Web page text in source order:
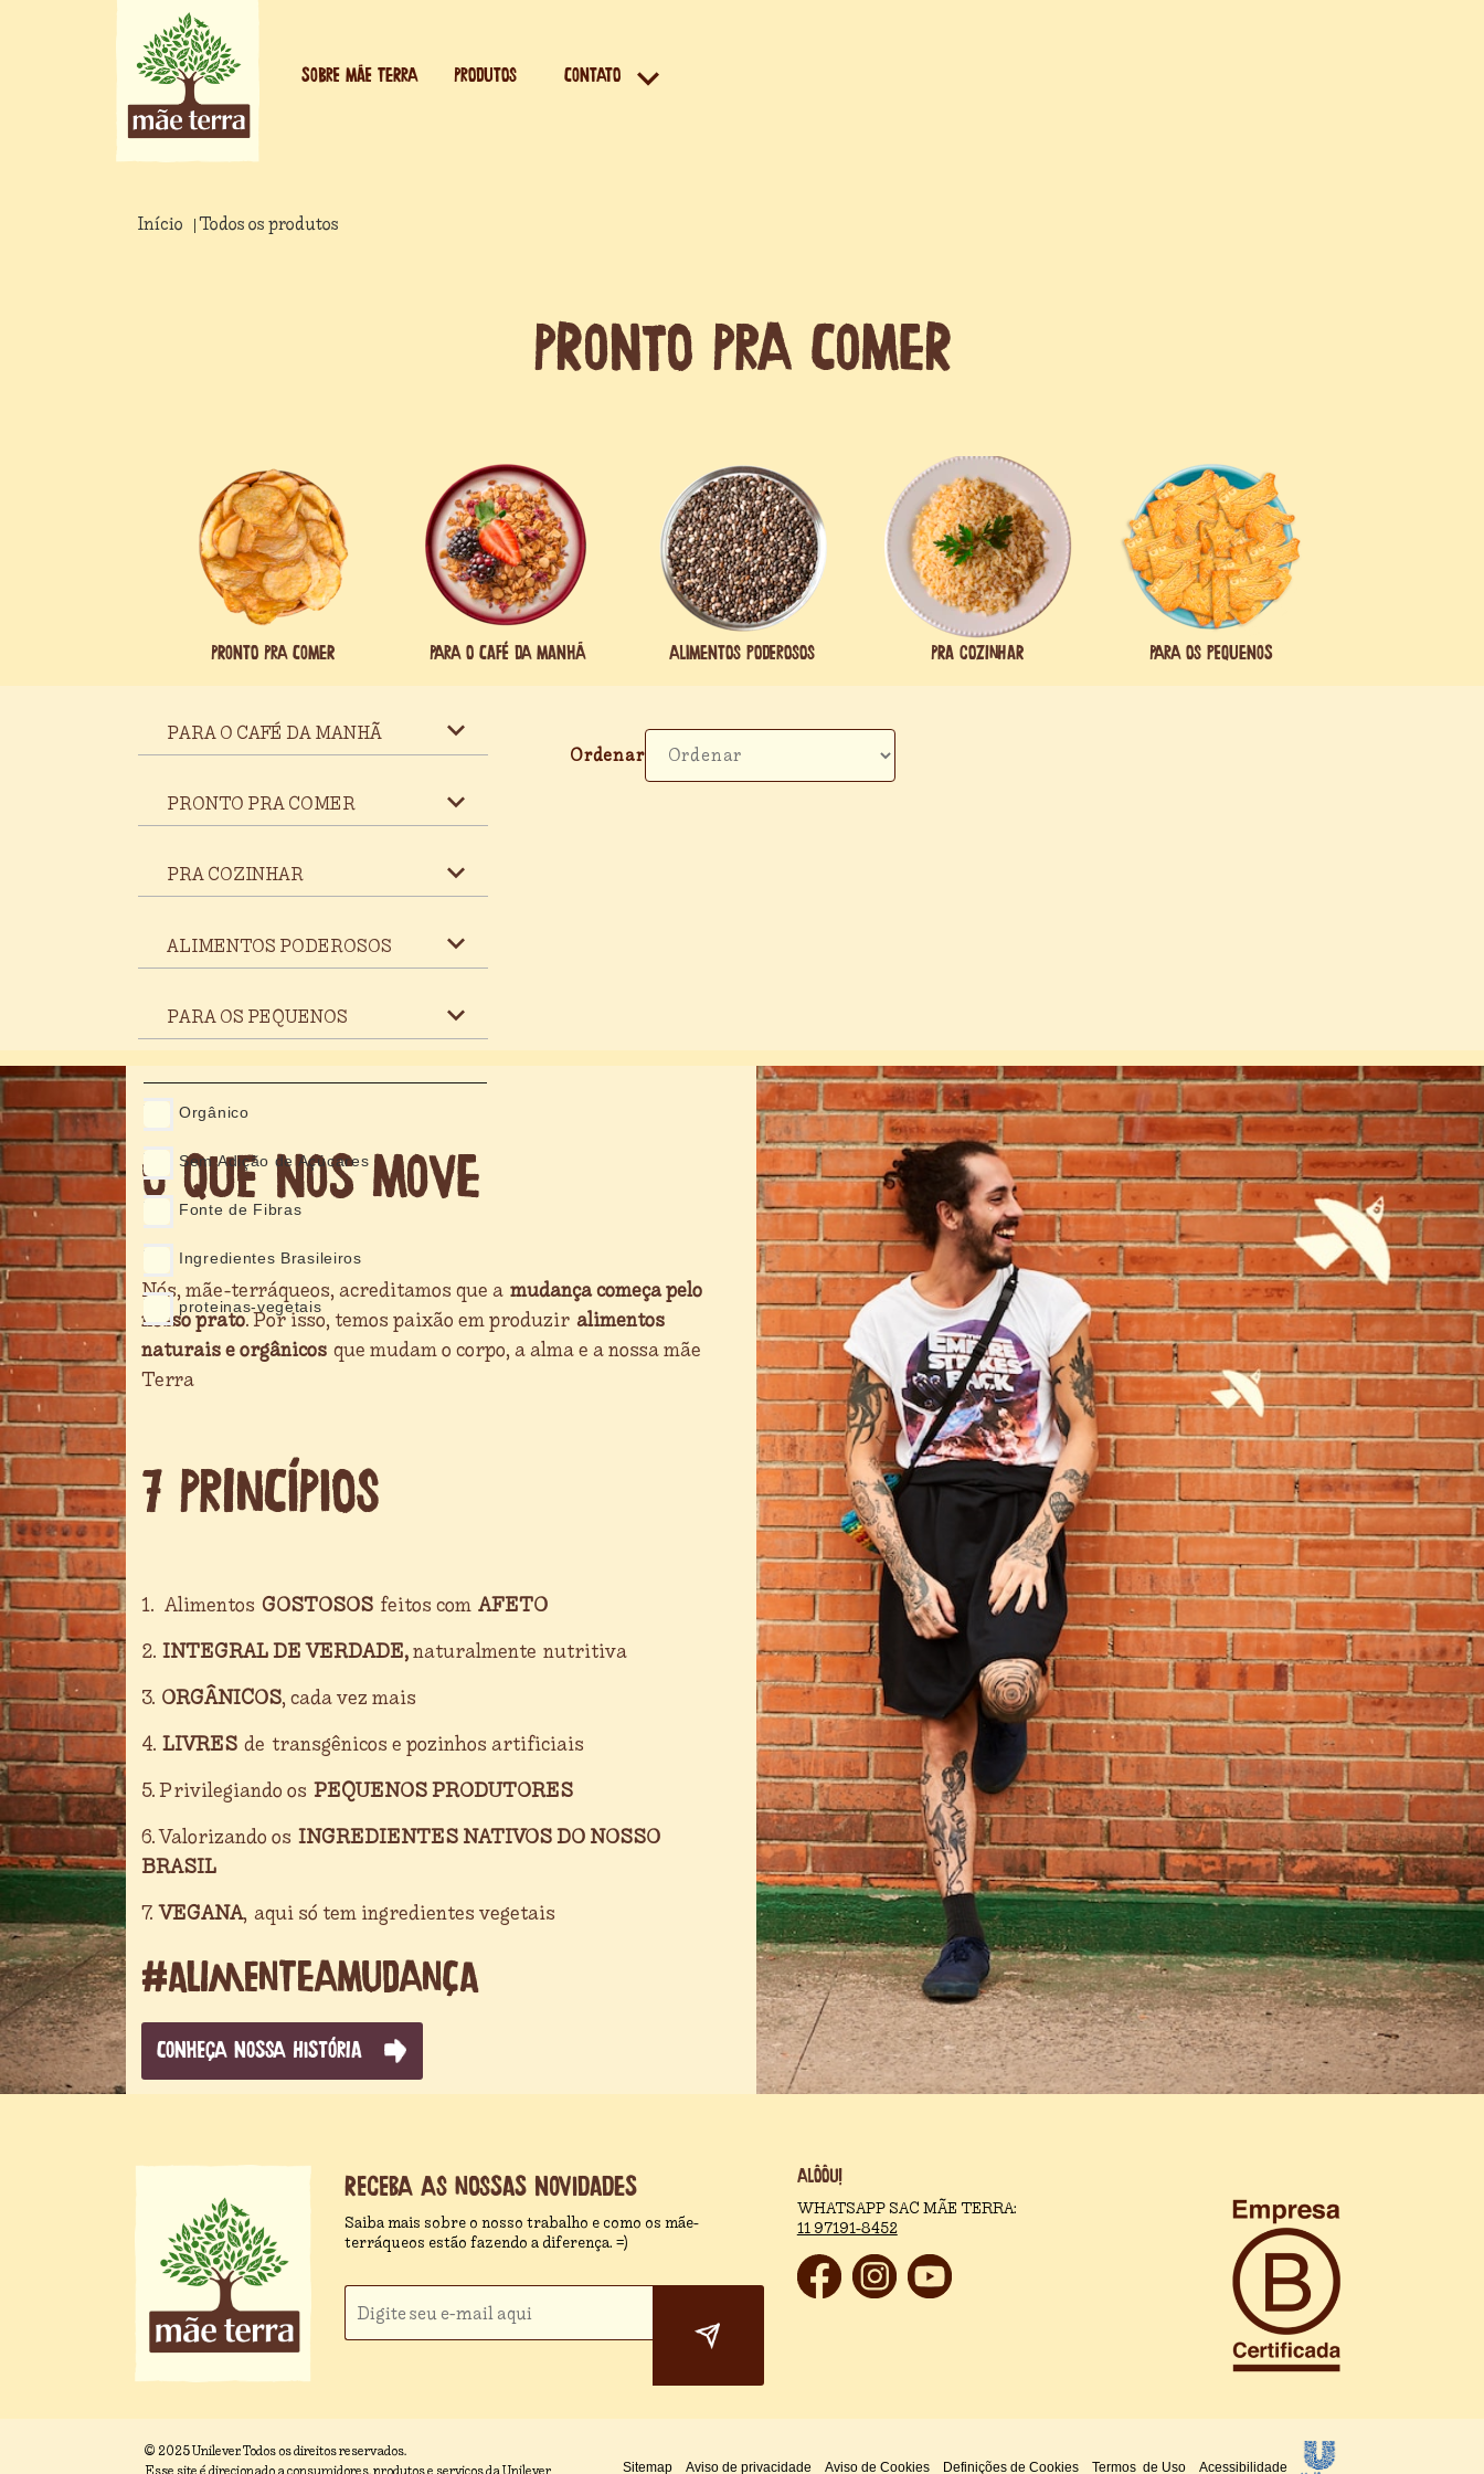
SOBRE MÃE TERRA PRODUTOS CONTATO
Início Todos os produtos
Pronto pra comer
Pronto pra comer Para o café da manhã Alimentos poderosos Pra cozinhar Para os pequenos
PARA O CAFÉ DA MANHÃ
PRONTO PRA COMER
PRA COZINHAR
ALIMENTOS PODEROSOS
PARA OS PEQUENOS
Orgânico
Sem Adição de Açúcares
Fonte de Fibras
Ingredientes Brasileiros
proteinas-vegetais
Ordenar
O QUE NOS MOVE
Nós, mãe-terráqueos, acreditamos que amudança começa pelo
nosso prato. Por isso, temos paixão em produziralimentos
naturais e orgânicosque mudam o corpo, a alma e a nossa mãe
Terra
7 PRINCÍPIOS
1. Alimentos GOSTOSOSfeitos comAFETO
2.INTEGRAL DE VERDADE,naturalmente nutritiva
3. ORGÂNICOS, cada vez mais
4.LIVRESde transgênicos e pozinhos artificiais
5. Privilegiando os PEQUENOS PRODUTORES
6. Valorizando os INGREDIENTES NATIVOS DO NOSSO
BRASIL
7.VEGANA, aqui só tem ingredientes vegetais
#AlimenteaMudança
CONHEÇA NOSSA HISTÓRIA
Receba as nossas novidades
Saiba mais sobre o nosso trabalho e como os mãe-
terráqueos estão fazendo a diferença. =)
Alôôu!
WHATSAPP SAC MÃE TERRA:
11 97191-8452
© 2025 Unilever. Todos os direitos reservados.
Sitemap Aviso de privacidade Aviso de Cookies Definições de Cookies Termos de Uso Acessibilidade